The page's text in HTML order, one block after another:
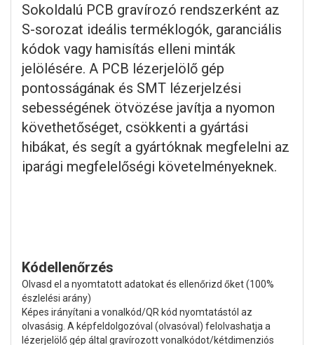
Sokoldalú PCB gravírozó rendszerként az
S-sorozat ideális terméklogók, garanciális
kódok vagy hamisítás elleni minták
jelölésére. A PCB lézerjelölő gép
pontosságának és SMT lézerjelzési
sebességének ötvözése javítja a nyomon
követhetőséget, csökkenti a gyártási
hibákat, és segít a gyártóknak megfelelni az
iparági megfelelőségi követelményeknek.
Kódellenőrzés
Olvasd el a nyomtatott adatokat és ellenőrizd őket (100%
észlelési arány)
Képes irányítani a vonalkód/QR kód nyomtatástól az
olvasásig. A képfeldolgozóval (olvasóval) felolvashatja a
lézerjelölő gép által gravírozott vonalkódot/kétdimenziós